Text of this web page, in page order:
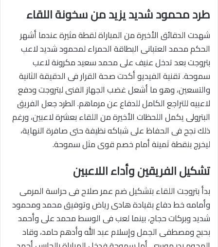
طرد محمود شديد يزيد من سخونة اللقاء
شهدت الدقائق الأخيرة من المباراة لقطة مثيرة عندما أشهر
الحكم محمد العتبانى البطاقة الحمراء لمحمود شديد لاعب
بتروجت بعد تدخل عنيف على محمد سعيد مكرونة لاعب
سموحة. تقنية الفيديو أكدت صحة القرار فى الدقيقة الثانية
والتسعين، وهو ما أشعل غضب الجهاز الفنى لبتروجت ودفع
لاعبيه للتراجع الكامل للدفاع عن مرماهم. الطرد جعل الفريق
البترولى يكمل اللحظات الأخيرة من اللقاء بعشرة لاعبين، ورغم
ذلك نجح فى الحفاظ على شباكه نظيفة حتى صافرة النهاية،
ليخرج بنقطة ثمينة أمام خصم قوى مثل سموحة.
تشكيل الفريقين وأداء اللاعبين
بدأ بتروجت اللقاء بتشكيل ضم عمر صلاح فى حراسة المرمى
وأمامه خط دفاع بقيادة هادى رياض وتوفيق محمد ومحمود
شديد وبركات حجاج، بينما لعب فى الوسط محمد على وأحمد
بحبح ومصطفى الجمل وإسلام عبد الله وأدهم حامد، وقاد